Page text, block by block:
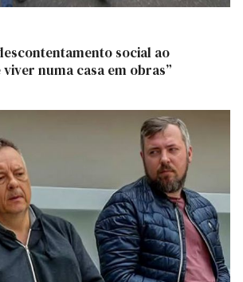
social ao
numa casa em obras”